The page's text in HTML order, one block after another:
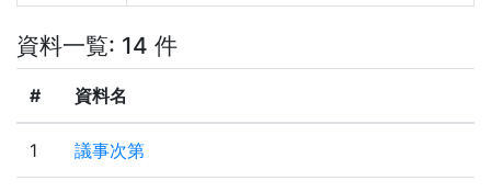
資料一覧: 14 件
# 資料名
1 議事次第